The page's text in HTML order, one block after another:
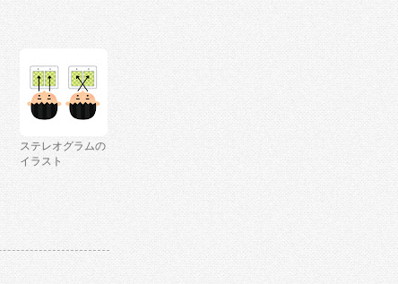
ステレオグラムの
イラスト